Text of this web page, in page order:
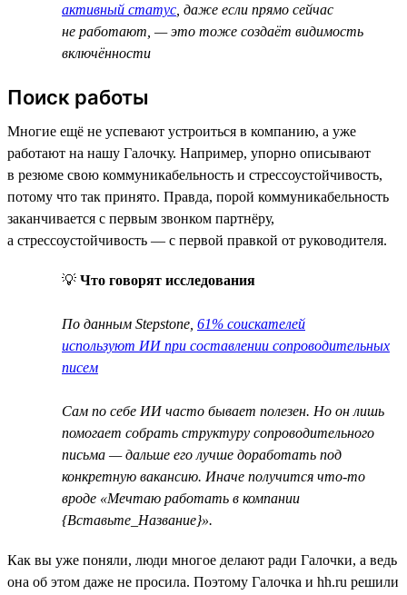
активный статус , даже если прямо сейчас
не работают, — это тоже создаёт видимость
включённости
Поиск работы
Многие ещё не успевают устроиться в компанию, а уже
работают на нашу Галочку. Например, упорно описывают
в резюме свою коммуникабельность и стрессоустойчивость,
потому что так принято. Правда, порой коммуникабельность
заканчивается с первым звонком партнёру,
а стрессоустойчивость — с первой правкой от руководителя.
💡 Что говорят исследования
По данным Stepstone, 61% соискателей
используют ИИ при составлении сопроводительных
писем
Сам по себе ИИ часто бывает полезен. Но он лишь
помогает собрать структуру сопроводительного
письма — дальше его лучше доработать под
конкретную вакансию. Иначе получится что-то
вроде «Мечтаю работать в компании
{Вставьте_Название}».
Как вы уже поняли, люди многое делают ради Галочки, а ведь
она об этом даже не просила. Поэтому Галочка и hh.ru решили